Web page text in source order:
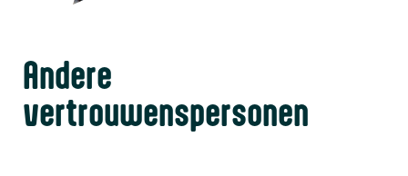
Andere
vertrouwenspersonen